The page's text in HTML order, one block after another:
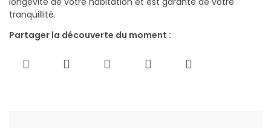
tranquillité.
Partager la découverte du moment :